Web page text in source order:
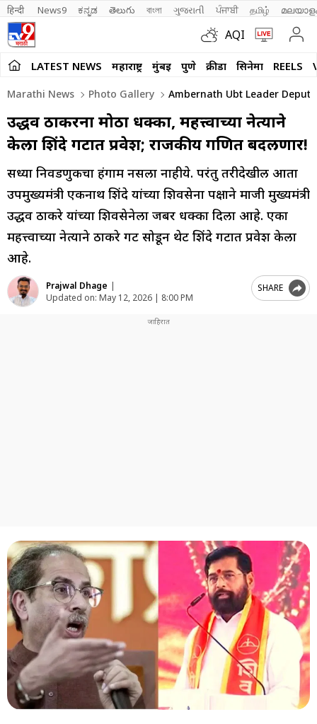
हिन्दी News9 ಕನ್ನಡ తెలుగు বাংলা ગુજરાતી ਪੰਜਾਬੀ தமிழ்
AQI
LATEST NEWS महाराष्ट्र मुंबई पुणे क्रीडा सिनेमा REELS
Marathi News Photo Gallery Ambernath Ubt Leader
उद्धव ठाकरेंना मोठा धक्का, महत्त्वाच्या नेत्याने
केला शिंदे गटात प्रवेश; राजकीय गणित बदलणार!
सध्या निवडणुकीचा हंगाम नसला नाहीये. परंतु तरीदेखील आता
उपमुख्यमंत्री एकनाथ शिंदे यांच्या शिवसेना पक्षाने माजी मुख्यमंत्री
उद्धव ठाकरे यांच्या शिवसेनेला जबर धक्का दिला आहे. एका
महत्त्वाच्या नेत्याने ठाकरे गट सोडून थेट शिंदे गटात प्रवेश केला
आहे.
Prajwal Dhage |
Updated on: May 12, 2026 | 8:00 PM
SHARE